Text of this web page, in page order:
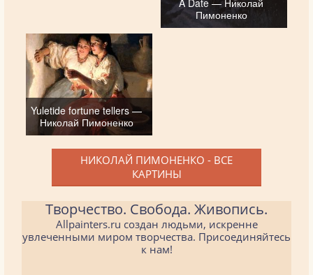
Пимоненко
Yuletide fortune tellers —
Николай Пимоненко
НИКОЛАЙ ПИМОНЕНКО - ВСЕ
КАРТИНЫ
Творчество. Свобода. Живопись.
Allpainters.ru создан людьми, искренне
увлеченными миром творчества. Присоединяйтесь
к нам!